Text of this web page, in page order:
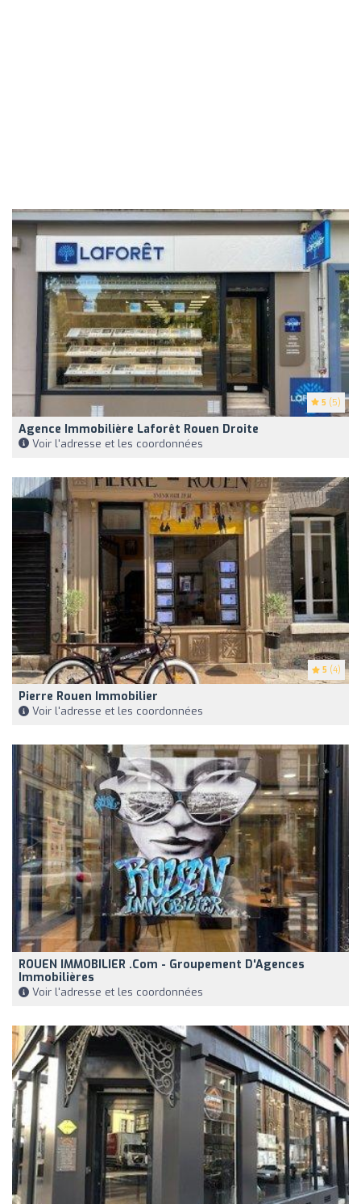
5 (5)
Agence Immobilière Laforêt Rouen Droite
Voir l'adresse et les coordonnées
5 (4)
Pierre Rouen Immobilier
Voir l'adresse et les coordonnées
ROUEN IMMOBILIER .com - Groupement D'Agences
Immobilières
Voir l'adresse et les coordonnées